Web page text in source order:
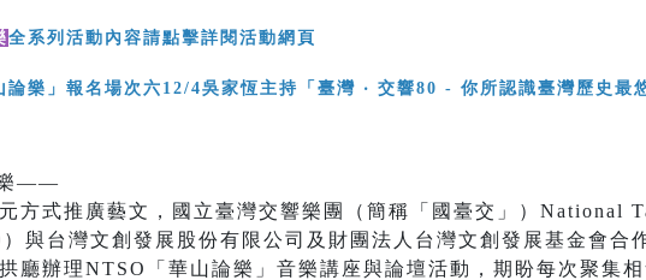
全系列活動內容請點擊詳閱活動網頁
樂——
方式推廣藝文，國立臺灣交響樂團（簡稱「國臺交」）National
與台灣文創發展股份有限公司及財團法人台灣文創發展基金會合
廳辦理NTSO「華山論樂」音樂講座與論壇活動，期盼每次聚集